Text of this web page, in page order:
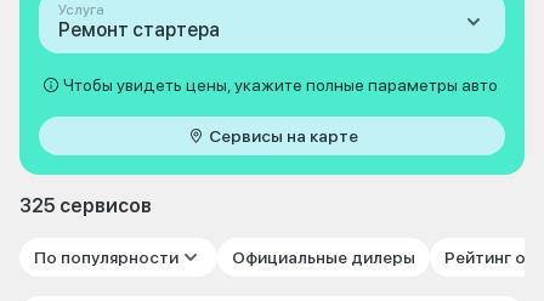
Услуга
Ремонт стартера
Чтобы увидеть цены, укажите полные параметры авто
Сервисы на карте
325 сервисов
По популярности Официальные дилеры Рейтинг